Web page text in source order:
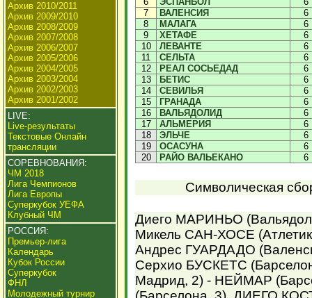
Архив 2010/2011
Архив 2009/2010
Архив 2008/2009
Архив 2007/2008
Архив 2006/2007
Архив 2005/2006
Архив 2004/2005
Архив 2003/2004
Архив 2002/2003
Архив 2001/2002
LIVE:
Live-результаты
Текстовые Онлайн
трансляции
СОРЕВНОВАНИЯ:
ЧМ 2018
Лига Чемпионов
Лига Европы
Суперкубок УЕФА
Клубный ЧМ
РОССИЯ:
Премьер-лига
Календарь
Кубок России
Суперкубок
ФНЛ
Молодежный турнир
7
ВАЛЕНСИЯ
6
8
МАЛАГА
6
9
ХЕТАФЕ
6
10
ЛЕВАНТЕ
6
11
СЕЛЬТА
6
12
РЕАЛ СОСЬЕДАД
6
13
БЕТИС
6
14
СЕВИЛЬЯ
6
15
ГРАНАДА
6
16
ВАЛЬЯДОЛИД
6
17
АЛЬМЕРИЯ
6
18
ЭЛЬЧЕ
6
19
ОСАСУНА
6
20
РАЙО ВАЛЬЕКАНО 6
Символическая
Диего МАРИНЬО
Микель САН-ХОСЕ
Андрес ГУАРДАДО
Серхио БУСКЕТС
Мадрид, 2) - НЕЙМАР